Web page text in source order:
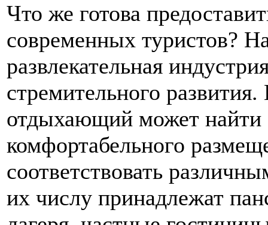
Что же готова
современных туристов?
развлекательная
стремительного
отдыхающий может найти
комфортабельного
соответствовать
их числу принадлежат